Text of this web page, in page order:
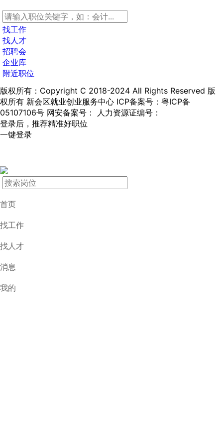
找工作
找人才
招聘会
企业库
附近职位
版权所有：Copyright C 2018-2024 All Rights Reserved 版
权所有 新会区就业创业服务中心 ICP备案号：粤ICP备
05107106号 网安备案号：
人力资源证编号：
登录后，推荐精准好职位
一键登录
首页
找工作
找人才
消息
我的